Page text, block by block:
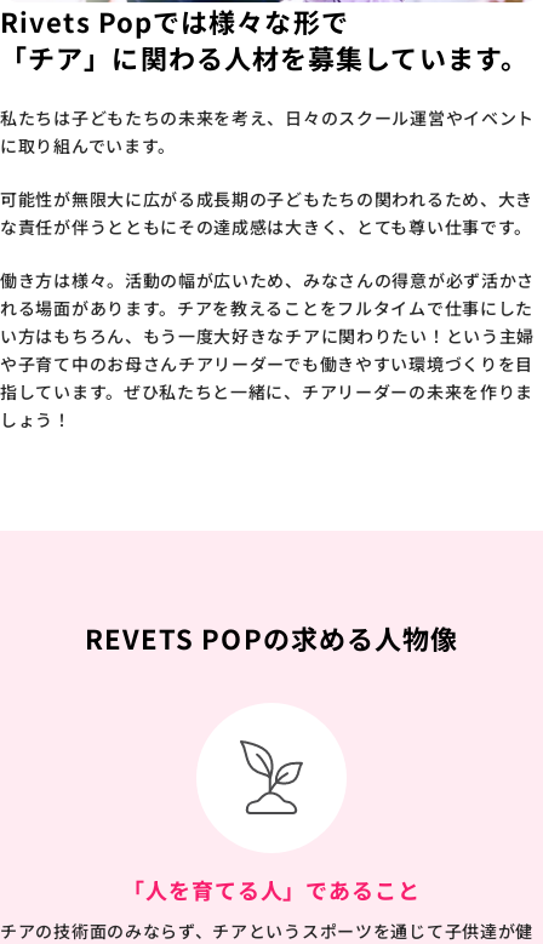
Rivets Popでは様々な形で
「チア」に関わる人材を募集しています。
私たちは子どもたちの未来を考え、日々のスクール運営やイベント
に取り組んでいます。
可能性が無限大に広がる成長期の子どもたちの関われるため、大き
な責任が伴うとともにその達成感は大きく、とても尊い仕事です。
働き方は様々。活動の幅が広いため、みなさんの得意が必ず活かさ
れる場面があります。チアを教えることをフルタイムで仕事にした
い方はもちろん、もう一度大好きなチアに関わりたい！という主婦
や子育て中のお母さんチアリーダーでも働きやすい環境づくりを目
指しています。ぜひ私たちと一緒に、チアリーダーの未来を作りま
しょう！
REVETS POPの求める人物像
「人を育てる人」であること
チアの技術面のみならず、チアというスポーツを通じて子供達が健